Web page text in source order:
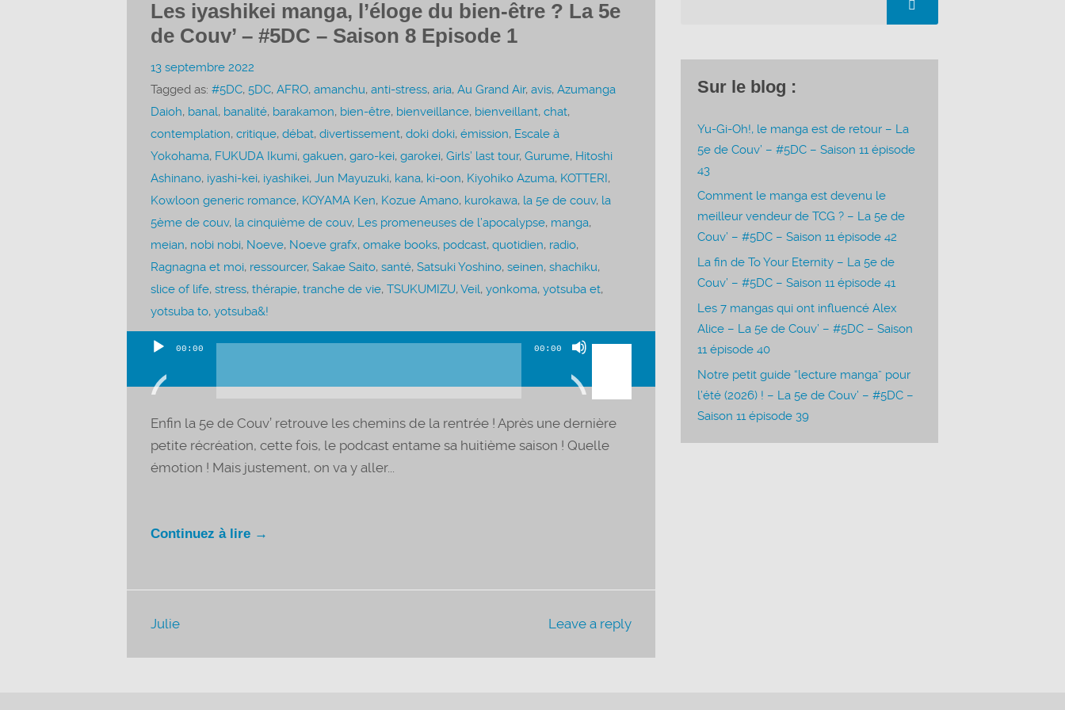
Les iyashikei manga, l’éloge du bien-être ? La 5e
de Couv’ – #5DC – Saison 8 Episode 1
13 septembre 2022
Tagged as: #5DC, 5DC, AFRO, amanchu, anti-stress, aria, Au Grand Air, avis, Azumanga
Daioh, banal, banalité, barakamon, bien-être, bienveillance, bienveillant, chat,
contemplation, critique, débat, divertissement, doki doki, émission, Escale à
Yokohama, FUKUDA Ikumi, gakuen, garo-kei, garokei, Girls’ last tour, Gurume, Hitoshi
Ashinano, iyashi-kei, iyashikei, Jun Mayuzuki, kana, ki-oon, Kiyohiko Azuma, KOTTERI,
Kowloon generic romance, KOYAMA Ken, Kozue Amano, kurokawa, la 5e de couv, la
5ème de couv, la cinquième de couv, Les promeneuses de l’apocalypse, manga,
meian, nobi nobi, Noeve, Noeve grafx, omake books, podcast, quotidien, radio,
Ragnagna et moi, ressourcer, Sakae Saito, santé, Satsuki Yoshino, seinen, shachiku,
slice of life, stress, thérapie, tranche de vie, TSUKUMIZU, Veil, yonkoma, yotsuba et,
yotsuba to, yotsuba&!
Lecteur
audio
00:00 00:00
Utilisez
flèches
pour
augmenter
Enfin la 5e de Couv’ retrouve les chemins de la rentrée ! Après une dernière
petite récréation, cette fois, le podcast entame sa huitième saison ! Quelle
émotion ! Mais justement, on va y aller...
Continuez à lire →
Leave a reply
Julie
Sur le blog :
Yu-Gi-Oh!, le manga est de retour – La
5e de Couv’ – #5DC – Saison 11 épisode
43
Comment le manga est devenu le
meilleur vendeur de TCG ? – La 5e de
Couv’ – #5DC – Saison 11 épisode 42
La fin de To Your Eternity – La 5e de
Couv’ – #5DC – Saison 11 épisode 41
Les 7 mangas qui ont influencé Alex
Alice – La 5e de Couv’ – #5DC – Saison
11 épisode 40
Notre petit guide “lecture manga” pour
l’été (2026) ! – La 5e de Couv’ – #5DC –
Saison 11 épisode 39